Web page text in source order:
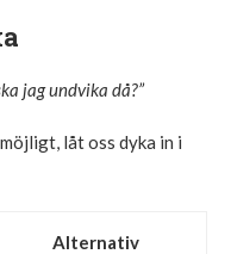
jag undvika då?”
låt oss dyka in i
Alternativ